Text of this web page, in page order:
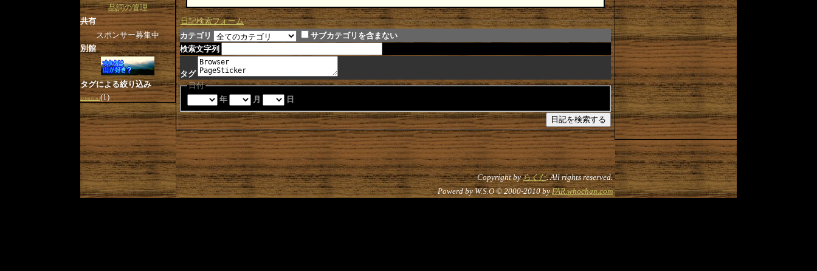
日記検索フォーム
カテゴリ
サブカテゴリを含まない
検索文字列
タグ
日付
年
月 日
品詞の管理
共有
スポンサー募集中
別館
タグによる絞り込み
Extensions(1)
Copyright byらくだ. All rights reserved.
Powerd by W.S.O © 2000-2010 byFAR.whochan.com